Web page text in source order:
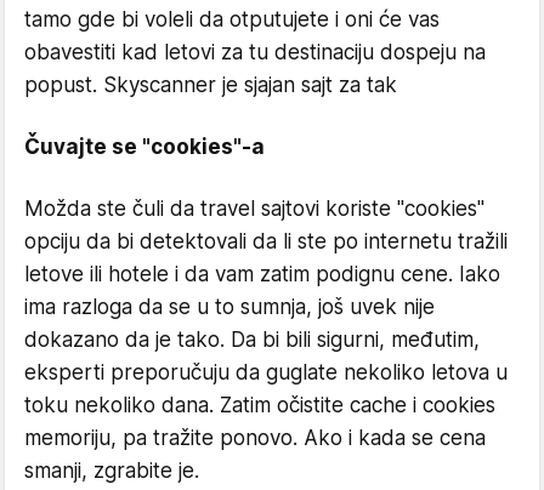
tamo gde bi voleli da otputujete i oni će vas
obavestiti kad letovi za tu destinaciju dospeju na
popust. Skyscanner je sjajan sajt za tak
Čuvajte se "cookies"-a
Možda ste čuli da travel sajtovi koriste "cookies"
opciju da bi detektovali da li ste po internetu tražili
letove ili hotele i da vam zatim podignu cene. Iako
ima razloga da se u to sumnja, još uvek nije
dokazano da je tako. Da bi bili sigurni, međutim,
eksperti preporučuju da guglate nekoliko letova u
toku nekoliko dana. Zatim očistite cache i cookies
memoriju, pa tražite ponovo. Ako i kada se cena
smanji, zgrabite je.